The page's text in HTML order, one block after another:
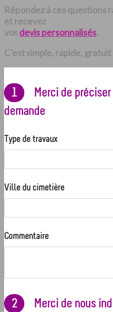
Répondez à ces questions
et recevez
vos devis personnalisés.
C’est simple, rapide,